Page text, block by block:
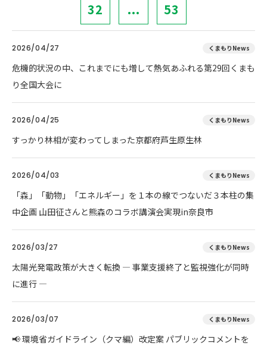
32 ... 53
2026/04/27 くまもりNews
危機的状況の中、これまでにも増して熱気あふれる第29回くまも
り全国大会に
2026/04/25 くまもりNews
すっかり林相が変わってしまった京都府芦生原生林
2026/04/03 くまもりNews
「森」「動物」「エネルギー」を１本の線でつないだ３本柱の集
中企画 山田征さんと熊森のコラボ講演会実現in奈良市
2026/03/27 くまもりNews
太陽光発電政策が大きく転換 ― 事業支援終了と監視強化が同時
に進行 ―
2026/03/07 くまもりNews
📢 環境省ガイドライン（クマ編）改定案 パブリックコメントを